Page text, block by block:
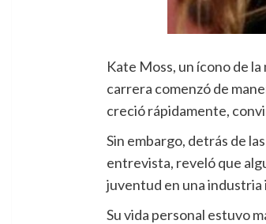
Kate Moss, un ícono de
carrera comenzó de
creció rápidamente,
Sin embargo, detrás de
entrevista, reveló que
juventud en una industria
Su vida personal estuvo